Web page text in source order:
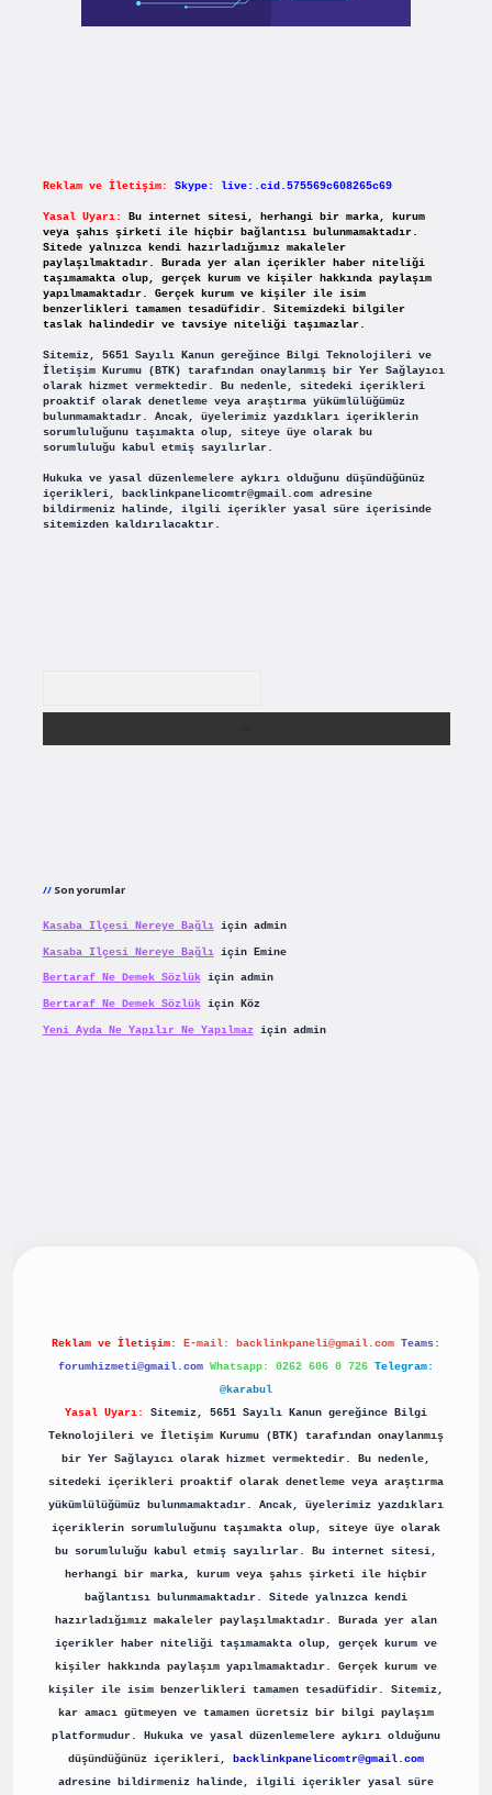
Reklam ve İletişim: Skype: live:.cid.575569c608265c69
Yasal Uyarı:
Bu internet sitesi, herhangi bir marka, kurum
veya şahıs şirketi ile hiçbir bağlantısı bulunmamaktadır.
Sitede yalnızca kendi hazırladığımız makaleler
paylaşılmaktadır. Burada yer alan içerikler haber niteliği
taşımamakta olup, gerçek kurum ve kişiler hakkında paylaşım
yapılmamaktadır. Gerçek kurum ve kişiler ile isim
benzerlikleri tamamen tesadüfidir. Sitemizdeki bilgiler
taslak halindedir ve tavsiye niteliği taşımazlar.
Sitemiz, 5651 Sayılı Kanun gereğince Bilgi Teknolojileri ve
İletişim Kurumu (BTK) tarafından onaylanmış bir Yer Sağlayıcı
olarak hizmet vermektedir. Bu nedenle, sitedeki içerikleri
proaktif olarak denetleme veya araştırma yükümlülüğümüz
bulunmamaktadır. Ancak, üyelerimiz yazdıkları içeriklerin
sorumluluğunu taşımakta olup, siteye üye olarak bu
sorumluluğu kabul etmiş sayılırlar.
Hukuka ve yasal düzenlemelere aykırı olduğunu düşündüğünüz
içerikleri, backlinkpanelicomtr@gmail.comadresine
bildirmeniz halinde, ilgili içerikler yasal süre içerisinde
sitemizden kaldırılacaktır.
Son yorumlar
Kasaba Ilçesi Nereye Bağlıiçin admin
Kasaba Ilçesi Nereye Bağlıiçin Emine
Bertaraf Ne Demek Sözlükiçin admin
Bertaraf Ne Demek Sözlükiçin Köz
Yeni Ayda Ne Yapılır Ne Yapılmaziçin admin
Reklam ve İletişim: E-mail: backlinkpaneli@gmail.com Teams:
forumhizmeti@gmail.com Whatsapp: 0262 606 0 726 Telegram:
@karabul
Yasal Uyarı:
Sitemiz, 5651 Sayılı Kanun gereğince Bilgi
Teknolojileri ve İletişim Kurumu (BTK) tarafından onaylanmış
bir Yer Sağlayıcı olarak hizmet vermektedir. Bu nedenle,
sitedeki içerikleri proaktif olarak denetleme veya araştırma
yükümlülüğümüz bulunmamaktadır. Ancak, üyelerimiz yazdıkları
içeriklerin sorumluluğunu taşımakta olup, siteye üye olarak
bu sorumluluğu kabul etmiş sayılırlar. Bu internet sitesi,
herhangi bir marka, kurum veya şahıs şirketi ile hiçbir
bağlantısı bulunmamaktadır. Sitede yalnızca kendi
hazırladığımız makaleler paylaşılmaktadır. Burada yer alan
içerikler haber niteliği taşımamakta olup, gerçek kurum ve
kişiler hakkında paylaşım yapılmamaktadır. Gerçek kurum ve
kişiler ile isim benzerlikleri tamamen tesadüfidir. Sitemiz,
kar amacı gütmeyen ve tamamen ücretsiz bir bilgi paylaşım
platformudur. Hukuka ve yasal düzenlemelere aykırı olduğunu
düşündüğünüz içerikleri,
backlinkpanelicomtr@gmail.com
adresine bildirmeniz halinde, ilgili içerikler yasal süre